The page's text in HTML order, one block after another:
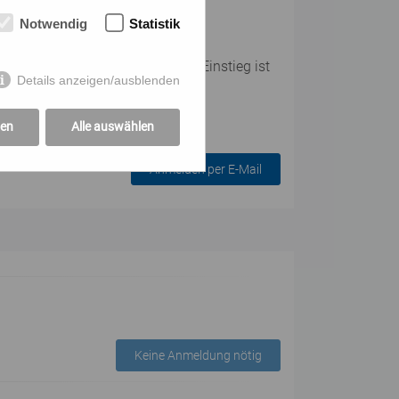
Teilnehmer:innenanzahl. Ein Einstieg ist
Anmelden per E-Mail
Keine Anmeldung nötig
Notwendig Statistik
Details anzeigen/ausblenden
Alle auswählen